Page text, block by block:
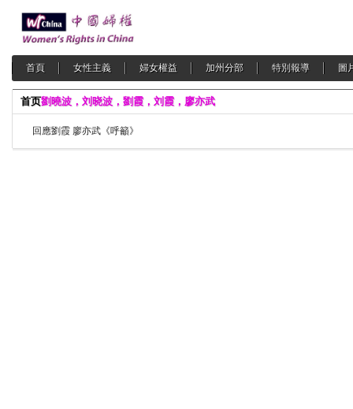
首頁 女性主義 婦女權益 加州分部 特別報導 圖
首页劉曉波，刘晓波，劉霞，刘霞，廖亦武
回應劉霞 廖亦武《呼籲》